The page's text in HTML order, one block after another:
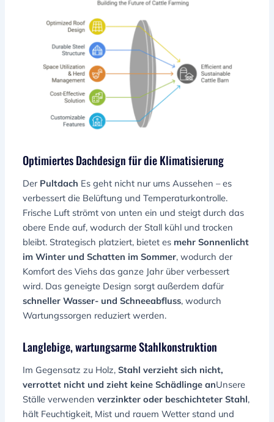
Optimiertes Dachdesign für die Klimatisierung
Der Pultdach Es geht nicht nur ums Aussehen – es
verbessert die Belüftung und Temperaturkontrolle.
Frische Luft strömt von unten ein und steigt durch das
obere Ende auf, wodurch der Stall kühl und trocken
bleibt. Strategisch platziert, bietet es mehr Sonnenlicht
im Winter und Schatten im Sommer, wodurch der
Komfort des Viehs das ganze Jahr über verbessert
wird. Das geneigte Design sorgt außerdem dafür
schneller Wasser- und Schneeabfluss, wodurch
Wartungssorgen reduziert werden.
Langlebige, wartungsarme Stahlkonstruktion
Im Gegensatz zu Holz,Stahl verzieht sich nicht,
verrottet nicht und zieht keine Schädlinge anUnsere
Ställe verwendenverzinkter oder beschichteter Stahl,
hält Feuchtigkeit, Mist und rauem Wetter stand und